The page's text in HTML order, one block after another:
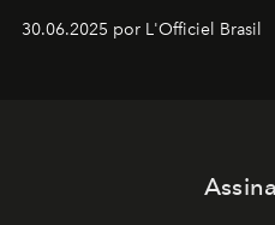
30.06.2025 por L'Officiel Brasil